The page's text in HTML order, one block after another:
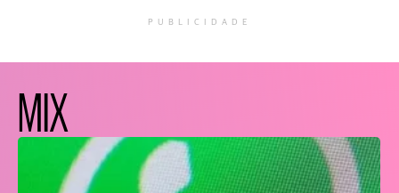
PUBLICIDADE
MIX